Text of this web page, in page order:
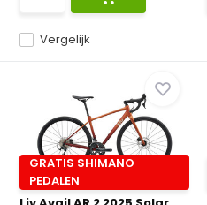
Vergelijk
GRATIS SHIMANO
PEDALEN